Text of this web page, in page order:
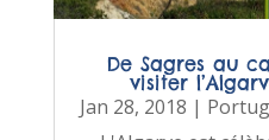
De Sagres au
visiter
Jan 28, 2018 |